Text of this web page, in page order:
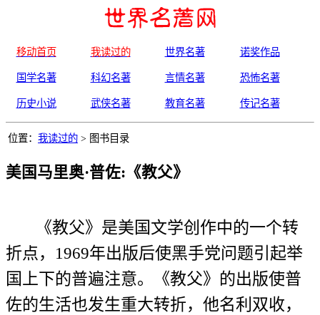
移动首页 我读过的 世界名著 诺奖作品
国学名著 科幻名著 言情名著 恐怖名著
历史小说 武侠名著 教育名著 传记名著
位置： 我读过的 > 图书目录
美国马里奥·普佐:《教父》
《教父》是美国文学创作中的一个转
折点，1969年出版后使黑手党问题引起举
国上下的普遍注意。《教父》的出版使普
佐的生活也发生重大转折，他名利双收，